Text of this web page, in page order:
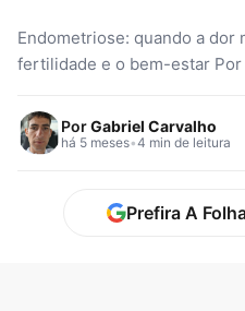
Endometriose: quando a dor
fertilidade e o bem-estar
PorGabriel Carvalho
há 5 meses•4 min de leitura
Prefira A